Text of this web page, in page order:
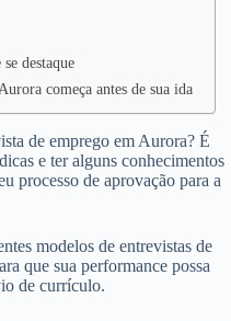
destaque
começa antes de sua ida
de emprego em Aurora? É
e ter alguns conhecimentos
processo de aprovação para a
modelos de entrevistas de
que sua performance possa
de currículo.